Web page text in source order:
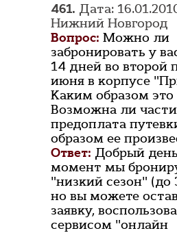
461. Дата:
Нижний Новгород
Вопрос: Можно ли
забронировать у
14 дней во второй
июня в корпусе
Каким образом это
Возможна ли
предоплата
образом ее
Ответ: Добрый
момент мы
"низкий сезон" (до
но вы можете
заявку,
сервисом "онлайн